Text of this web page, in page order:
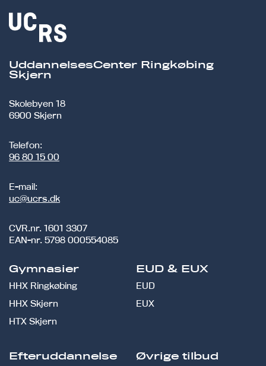
UddannelsesCenter Ringkøbing
Skjern
Skolebyen 18
6900 Skjern
Telefon:
96 80 15 00
E-mail:
uc@ucrs.dk
CVR.nr. 1601 3307
EAN-nr. 5798 000554085
Gymnasier
HHX Ringkøbing
HHX Skjern
HTX Skjern
EUD & EUX
EUD
EUX
Efteruddannelse
Øvrige tilbud